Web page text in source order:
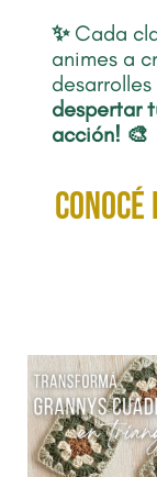
✨Cada
animes a
despertar
acción! 🎨